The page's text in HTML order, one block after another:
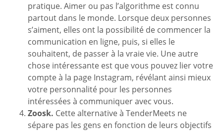
pratique. Aimer ou pas l’algorithme est connu
partout dans le monde. Lorsque deux personnes
s’aiment, elles ont la possibilité de commencer la
communication en ligne, puis, si elles le
souhaitent, de passer à la vraie vie. Une autre
chose intéressante est que vous pouvez lier votre
compte à la page Instagram, révélant ainsi mieux
votre personnalité pour les personnes
intéressées à communiquer avec vous.
Zoosk. Cette alternative à TenderMeets ne
sépare pas les gens en fonction de leurs objectifs